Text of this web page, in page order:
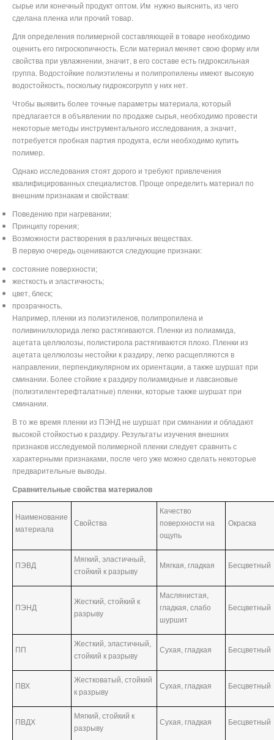
сырье или конечный продукт оптом. Им нужно выяснить, из чего
сделана пленка или прочий товар.
Для определения полимерной составляющей в товаре необходимо
оценить его гигроскопичность. Если материал меняет свою форму или
свойства при увлажнении, значит, в его составе есть гидроксильная
группа. Водостойкие полиэтилены и полипропилены имеют высокую
водостойкость, поскольку гидроксогрупп у них нет.
Чтобы выявить более точные параметры материала, который
предлагается в объявлении по продаже сырья, необходимо провести
некоторые методы инструментального исследования, а значит,
потребуется пробная партия продукта, если необходимо купить
полимер.
Однако исследования стоят дорого и требуют привлечения
квалифицированных специалистов. Проще определить материал по
внешним признакам и свойствам:
Поведению при нагревании;
Принципу горения;
Возможности растворения в различных веществах.
В первую очередь оцениваются следующие признаки:
состояние поверхности;
жесткость и эластичность;
цвет, блеск;
прозрачность.
Например, пленки из полиэтиленов, полипропилена и
поливинилхлорида легко растягиваются. Пленки из полиамида,
ацетата целлюлозы, полистирола растягиваются плохо. Пленки из
ацетата целлюлозы нестойки к раздиру, легко расщепляются в
направлении, перпендикулярном их ориентации, а также шуршат при
сминании. Более стойкие к раздиру полиамидные и лавсановые
(полиэтилентерефталатные) пленки, которые также шуршат при
сминании.
В то же время пленки из ПЭНД не шуршат при сминании и обладают
высокой стойкостью к раздиру. Результаты изучения внешних
признаков исследуемой полимерной пленки следует сравнить с
характерными признаками, после чего уже можно сделать некоторые
предварительные выводы.
Сравнительные свойства материалов
Наименование
материала
Свойства
Качество
поверхности на
ощупь
Окраска
ПЭВД
Мягкий, эластичный,
стойкий к разрыву
Мягкая, гладкая Бесцветный
ПЭНД
Жесткий, стойкий к
разрыву
Маслянистая,
гладкая, слабо
шуршит
Бесцветный
ПП
Жесткий, эластичный,
стойкий к разрыву
Сухая, гладкая Бесцветный
ПВХ
Жестковатый, стойкий
к разрыву
Сухая, гладкая Бесцветный
ПВДХ
Мягкий, стойкий к
разрыву
Сухая, гладкая Бесцветный